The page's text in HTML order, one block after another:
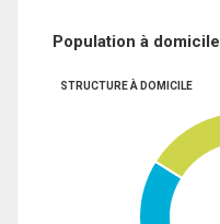
Population à domicile
STRUCTURE À DOMICILE